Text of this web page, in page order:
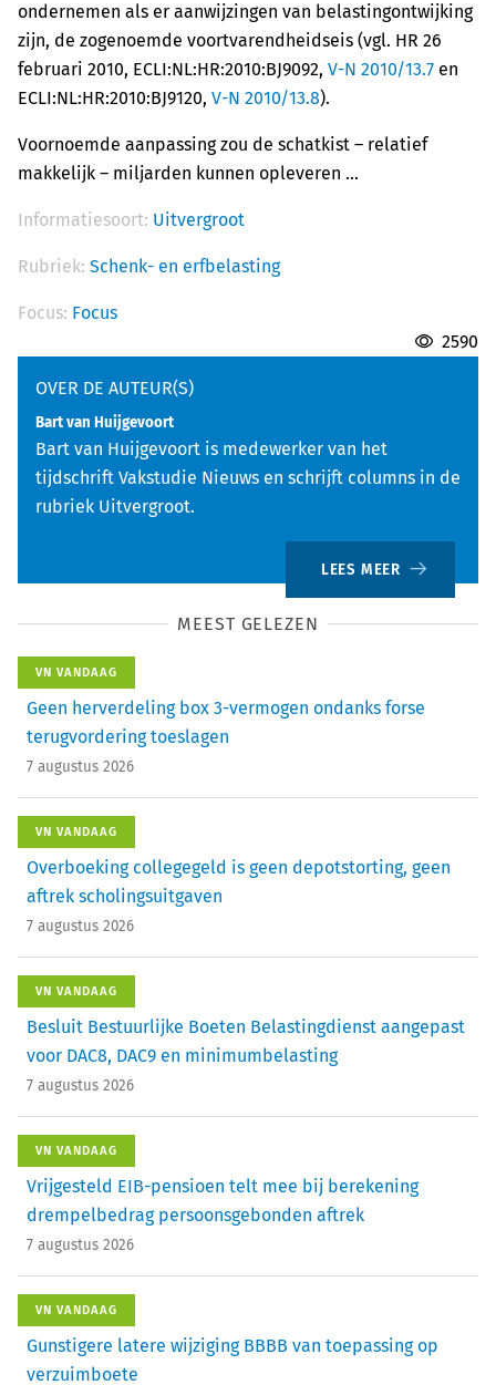
ondernemen als er aanwijzingen van belastingontwijking
zijn, de zogenoemde voortvarendheidseis (vgl. HR 26
februari 2010, ECLI:NL:HR:2010:BJ9092, V-N 2010/13.7 en
ECLI:NL:HR:2010:BJ9120, V-N 2010/13.8).
Voornoemde aanpassing zou de schatkist – relatief
makkelijk – miljarden kunnen opleveren …
Informatiesoort: Uitvergroot
Rubriek: Schenk- en erfbelasting
Focus: Focus
2590
OVER DE AUTEUR(S)
Bart van Huijgevoort
Bart van Huijgevoort is medewerker van het
tijdschrift Vakstudie Nieuws en schrijft columns in de
rubriek Uitvergroot.
LEES MEER
MEEST GELEZEN
VN VANDAAG
Geen herverdeling box 3-vermogen ondanks forse
terugvordering toeslagen
7 augustus 2026
VN VANDAAG
Overboeking collegegeld is geen depotstorting, geen
aftrek scholingsuitgaven
7 augustus 2026
VN VANDAAG
Besluit Bestuurlijke Boeten Belastingdienst aangepast
voor DAC8, DAC9 en minimumbelasting
7 augustus 2026
VN VANDAAG
Vrijgesteld EIB-pensioen telt mee bij berekening
drempelbedrag persoonsgebonden aftrek
7 augustus 2026
VN VANDAAG
Gunstigere latere wijziging BBBB van toepassing op
verzuimboete